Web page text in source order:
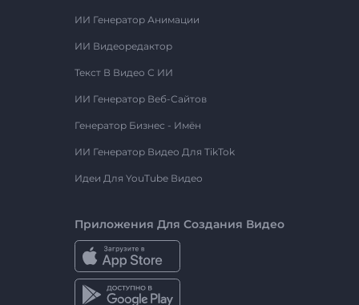
ИИ Генератор Анимации
ИИ Видеоредактор
Текст В Видео С ИИ
ИИ Генератор Веб-Сайтов
Генератор Бизнес - Имён
ИИ Генератор Видео Для TikTok
Идеи Для YouTube Видео
Приложения Для Создания Видео